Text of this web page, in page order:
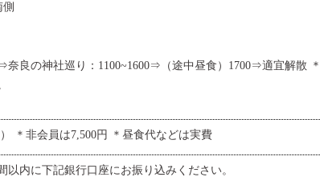
側
奈良の神社巡り：1100~1600⇒（途中昼食）1700⇒適宜解散
＊非会員は7,500円 ＊昼食代などは実費
以内に下記銀行口座にお振り込みください。